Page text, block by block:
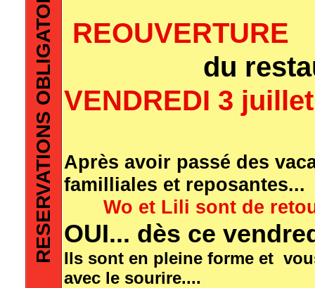
RESERVATIONS OBLIGATOIRES
REOUVERTURE
du
VENDREDI 3 juillet
Après avoir passé des
familliales et reposantes...
Wo et Lili sont de
OUI... dès ce
Ils sont en pleine forme et
avec le sourire....
Canard Pékinois